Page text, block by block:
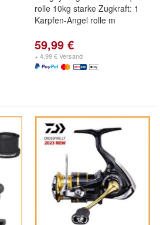
rolle 10kg starke Zugkraft: 1
Karpfen-Angel rolle m
59,99 €
+ 4,99 € Versand